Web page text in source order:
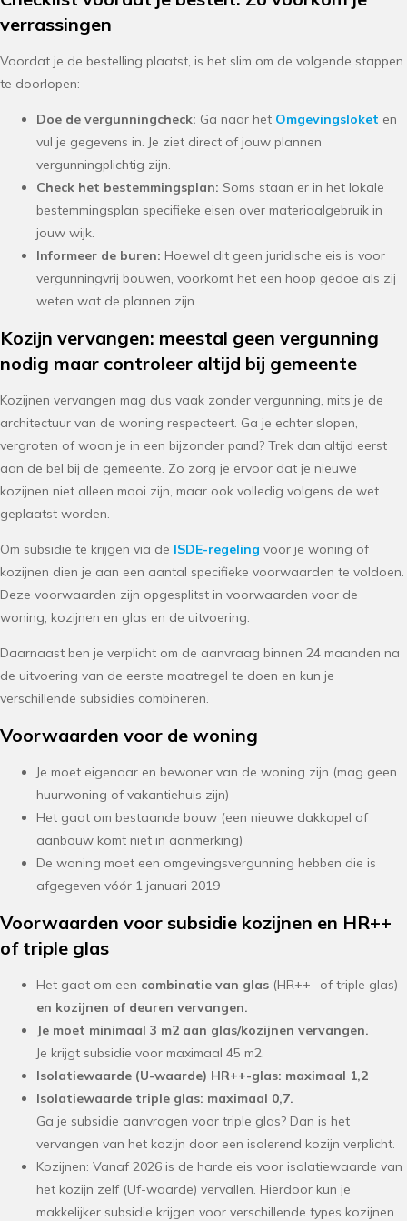
verrassingen
Voordat je de bestelling plaatst, is het slim om de volgende stappen
te doorlopen:
Doe de vergunningcheck: Ga naar het Omgevingsloket en
vul je gegevens in. Je ziet direct of jouw plannen
vergunningplichtig zijn.
Check het bestemmingsplan: Soms staan er in het lokale
bestemmingsplan specifieke eisen over materiaalgebruik in
jouw wijk.
Informeer de buren: Hoewel dit geen juridische eis is voor
vergunningvrij bouwen, voorkomt het een hoop gedoe als zij
weten wat de plannen zijn.
Kozijn vervangen: meestal geen vergunning
nodig maar controleer altijd bij gemeente
Kozijnen vervangen mag dus vaak zonder vergunning, mits je de
architectuur van de woning respecteert. Ga je echter slopen,
vergroten of woon je in een bijzonder pand? Trek dan altijd eerst
aan de bel bij de gemeente. Zo zorg je ervoor dat je nieuwe
kozijnen niet alleen mooi zijn, maar ook volledig volgens de wet
geplaatst worden.
Om subsidie te krijgen via de ISDE-regeling voor je woning of
kozijnen dien je aan een aantal specifieke voorwaarden te voldoen.
Deze voorwaarden zijn opgesplitst in voorwaarden voor de
woning, kozijnen en glas en de uitvoering.
Daarnaast ben je verplicht om de aanvraag binnen 24 maanden na
de uitvoering van de eerste maatregel te doen en kun je
verschillende subsidies combineren.
Voorwaarden voor de woning
Je moet eigenaar en bewoner van de woning zijn (mag geen
huurwoning of vakantiehuis zijn)
Het gaat om bestaande bouw (een nieuwe dakkapel of
aanbouw komt niet in aanmerking)
De woning moet een omgevingsvergunning hebben die is
afgegeven vóór 1 januari 2019
Voorwaarden voor subsidie kozijnen en HR++
of triple glas
Het gaat om een combinatie van glas (HR++- of triple glas)
en kozijnen of deuren vervangen.
Je moet minimaal 3 m2 aan glas/kozijnen vervangen.
Je krijgt subsidie voor maximaal 45 m2.
Isolatiewaarde (U-waarde) HR++-glas: maximaal 1,2
Isolatiewaarde triple glas: maximaal 0,7.
Ga je subsidie aanvragen voor triple glas? Dan is het
vervangen van het kozijn door een isolerend kozijn verplicht.
Kozijnen: Vanaf 2026 is de harde eis voor isolatiewaarde van
het kozijn zelf (Uf-waarde) vervallen. Hierdoor kun je
makkelijker subsidie krijgen voor verschillende types kozijnen.